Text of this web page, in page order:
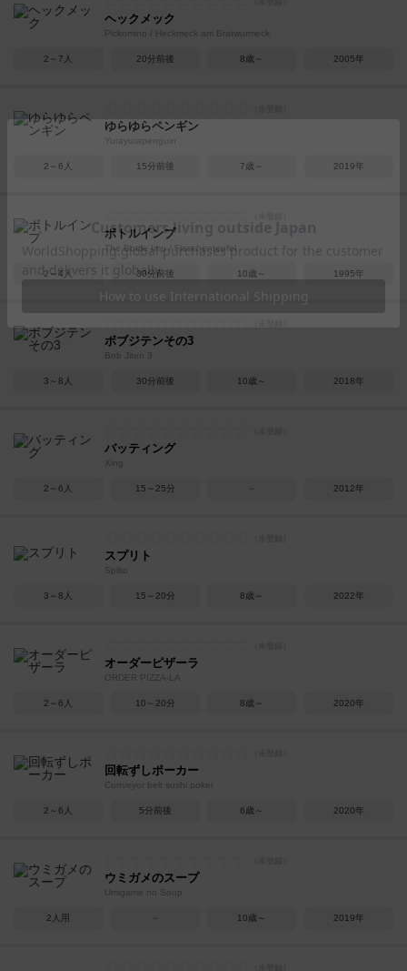
ヘックメック
Pickomino / Heckmeck am Bratwurmeck
2～7人 20分前後 8歳～ 2005年
ゆらゆらペンギン
Yurayurapenguin
2～6人 15分前後 7歳～ 2019年
ボトルインプ
The Bottle Imp / Flaschenteufel
2～4人 30分前後 10歳～ 1995年
ボブジテンその3
Bob Jiten 3
3～8人 30分前後 10歳～ 2018年
バッティング
Xing
2～6人 15～25分 － 2012年
スプリト
Splito
3～8人 15～20分 8歳～ 2022年
オーダーピザーラ
ORDER PIZZA-LA
2～6人 10～20分 8歳～ 2020年
回転ずしポーカー
Conveyor belt sushi poker
2～6人 5分前後 6歳～ 2020年
ウミガメのスープ
Umigame no Soup
2人用 － 10歳～ 2019年